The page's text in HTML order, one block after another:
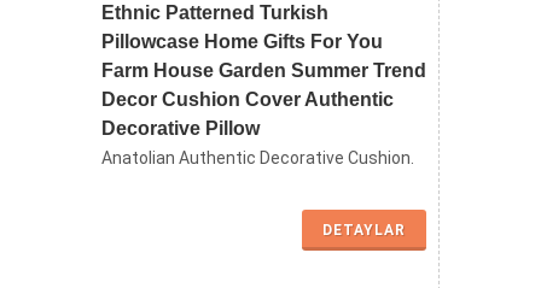
Ethnic Patterned Turkish
Pillowcase Home Gifts For You
Farm House Garden Summer Trend
Decor Cushion Cover Authentic
Decorative Pillow
Anatolian Authentic Decorative Cushion.
DETAYLAR